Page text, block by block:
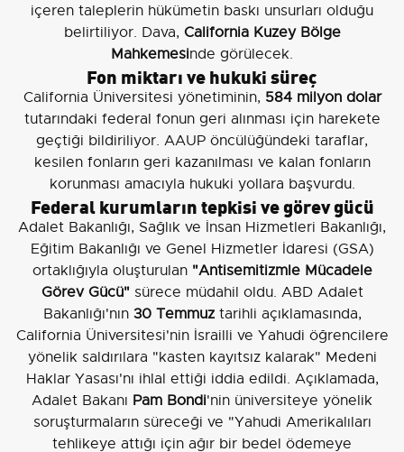
içeren taleplerin hükümetin baskı unsurları olduğu
belirtiliyor. Dava, California Kuzey Bölge
Mahkemesinde görülecek.
Fon miktarı ve hukuki süreç
California Üniversitesi yönetiminin, 584 milyon dolar
tutarındaki federal fonun geri alınması için harekete
geçtiği bildiriliyor. AAUP öncülüğündeki taraflar,
kesilen fonların geri kazanılması ve kalan fonların
korunması amacıyla hukuki yollara başvurdu.
Federal kurumların tepkisi ve görev gücü
Adalet Bakanlığı, Sağlık ve İnsan Hizmetleri Bakanlığı,
Eğitim Bakanlığı ve Genel Hizmetler İdaresi (GSA)
ortaklığıyla oluşturulan "Antisemitizmle Mücadele
Görev Gücü"sürece müdahil oldu. ABD Adalet
Bakanlığı'nın 30 Temmuztarihli açıklamasında,
California Üniversitesi'nin İsrailli ve Yahudi öğrencilere
yönelik saldırılara "kasten kayıtsız kalarak" Medeni
Haklar Yasası'nı ihlal ettiği iddia edildi. Açıklamada,
Adalet Bakanı Pam Bondi'nin üniversiteye yönelik
soruşturmaların süreceği ve "Yahudi Amerikalıları
tehlikeye attığı için ağır bir bedel ödemeye